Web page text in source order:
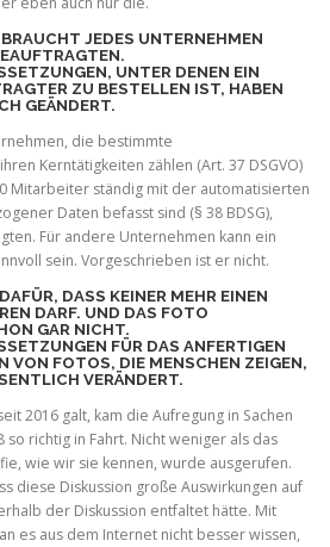
JEDES UNTERNEHMEN
UNTER DENEN EIN
ZU BESTELLEN IST, HABEN
GEÄNDERT.
die bestimmte
Kerntätigkeiten zählen (Art. 37 DSGVO)
Mitarbeiter ständig mit der automatisierten
Daten befasst sind (§ 38 BDSG),
Für andere Unternehmen kann ein
sein. Vorgeschrieben ist er nicht.
DASS KEINER MEHR EINEN
DARF. UND DAS FOTO
GAR NICHT.
FÜR DAS ANFERTIGEN
VON FOTOS, DIE MENSCHEN ZEIGEN,
VERÄNDERT.
2016 galt, kam die Aufregung in Sachen
so richtig in Fahrt. Nicht weniger als das
wie wir sie kennen, wurde ausgerufen.
diese Diskussion große Auswirkungen auf
der Diskussion entfaltet hätte. Mit
es aus dem Internet nicht besser wissen,